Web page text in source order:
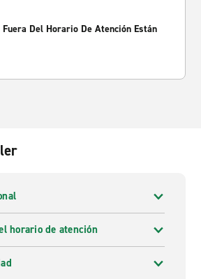
Del Horario De Atención Están
horario de atención